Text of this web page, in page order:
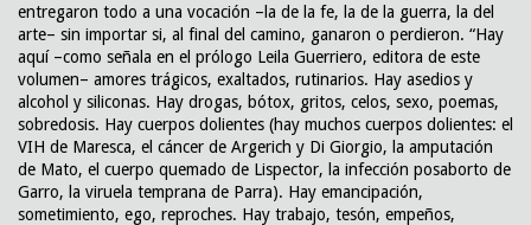
entregaron todo a una vocación –la de la fe, la de la guerra, la del
arte– sin importar si, al final del camino, ganaron o perdieron. “Hay
aquí –como señala en el prólogo Leila Guerriero, editora de este
volumen– amores trágicos, exaltados, rutinarios. Hay asedios y
alcohol y siliconas. Hay drogas, bótox, gritos, celos, sexo, poemas,
sobredosis. Hay cuerpos dolientes (hay muchos cuerpos dolientes: el
VIH de Maresca, el cáncer de Argerich y Di Giorgio, la amputación
de Mato, el cuerpo quemado de Lispector, la infección posaborto de
Garro, la viruela temprana de Parra). Hay emancipación,
sometimiento, ego, reproches. Hay trabajo, tesón, empeños,